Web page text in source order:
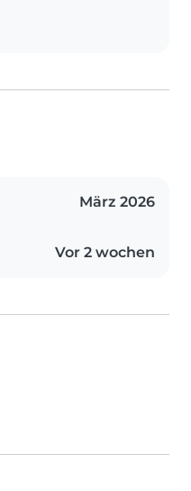
März 2026
Vor 2 wochen